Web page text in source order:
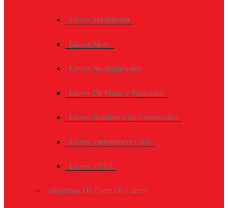
Llaves Maquinaria
Llaves Moto
Llaves No duplicables
Llaves De Punto y Seguridad
Llaves Residenciales Comerciales
Llaves Transponder Chip
Llaves VATS
Maquinas De Corte De Llaves